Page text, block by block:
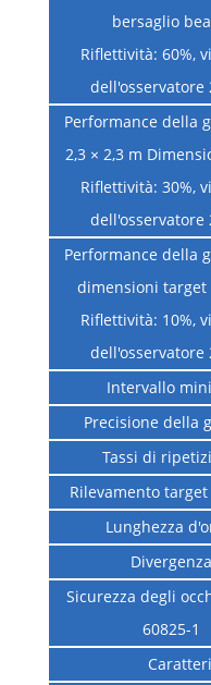
bersaglio
Riflettività: 60%,
dell'osservatore
Performance della
2,3 ​​× 2,3 m
Riflettività: 30%,
dell'osservatore
Performance della
dimensioni target
Riflettività: 10%,
dell'osservatore
Intervallo
Precisione della
Tassi di
Rilevamento
Lunghezza
Divergenza
Sicurezza degli
60825-1